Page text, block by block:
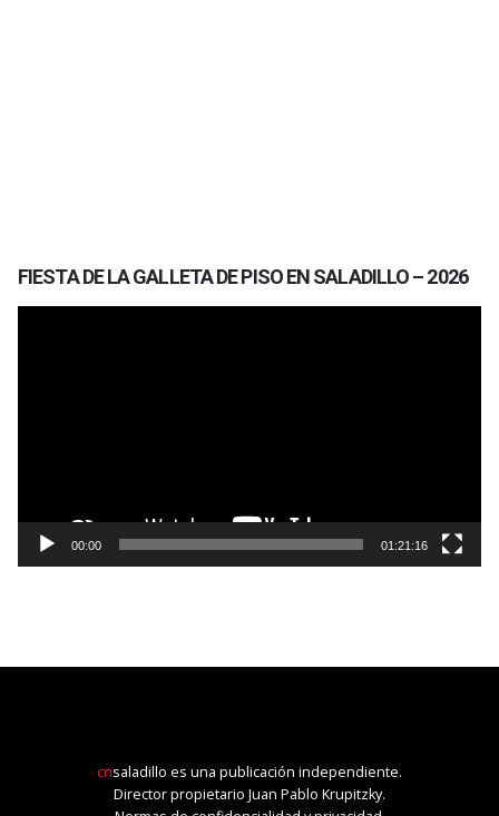
FIESTA DE LA GALLETA DE PISO EN SALADILLO – 2026
00:00 01:21:16
cnsaladillo es una publicación independiente.
Director propietario Juan Pablo Krupitzky.